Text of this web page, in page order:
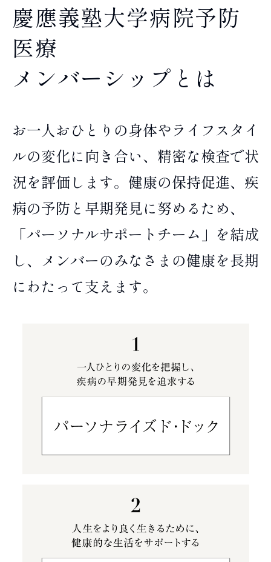
慶應義塾大学病院予防
医療
メンバーシップとは
お一人おひとりの身体やライフスタイ
ルの変化に向き合い、精密な検査で状
況を評価します。健康の保持促進、疾
病の予防と早期発見に努めるため、
「パーソナルサポートチーム」を結成
し、メンバーのみなさまの健康を長期
にわたって支えます。